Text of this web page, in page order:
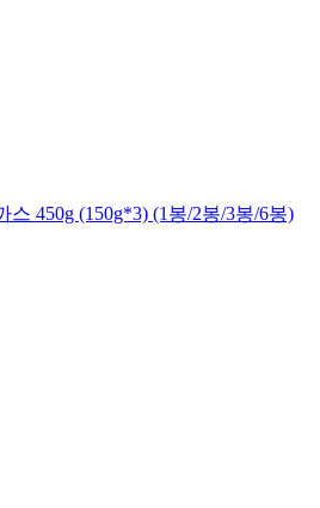
450g (150g*3) (1봉/2봉/3봉/6봉)